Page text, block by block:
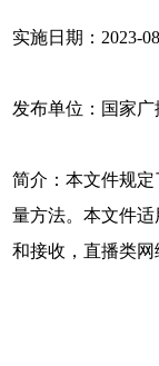
实施日期：2023-
发布单位：国家
简介：本文件规
量方法。本文件
和接收，直播类网